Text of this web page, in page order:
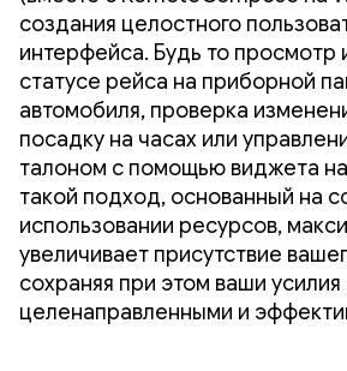
создания целостного
интерфейса. Будь то
статусе рейса на приборной
автомобиля, проверка
посадку на часах или
талоном с помощью виджета
такой подход, основанный на
использовании ресурсов,
увеличивает присутствие
сохраняя при этом ваши
целенаправленными и